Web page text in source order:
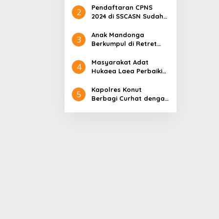
2
Pendaftaran CPNS
2024 di SSCASN Sudah
Daftar
3
Anak Mandonga
Berkumpul di Retret
Kepemimpinan untuk
Pembangunan Sulawesi
4
Masyarakat Adat
Hukaea Laea Perbaiki
Banjir
5
Kapolres Konut
Berbagi Curhat dengan